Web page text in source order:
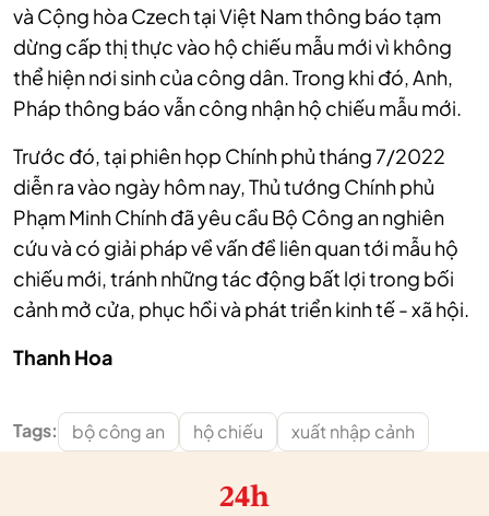
và Cộng hòa Czech tại Việt Nam thông báo tạm
dừng cấp thị thực vào hộ chiếu mẫu mới vì không
thể hiện nơi sinh của công dân. Trong khi đó, Anh,
Pháp thông báo vẫn công nhận hộ chiếu mẫu mới.
Trước đó, tại phiên họp Chính phủ tháng 7/2022
diễn ra vào ngày hôm nay, Thủ tướng Chính phủ
Phạm Minh Chính đã yêu cầu Bộ Công an nghiên
cứu và có giải pháp về vấn đề liên quan tới mẫu hộ
chiếu mới, tránh những tác động bất lợi trong bối
cảnh mở cửa, phục hồi và phát triển kinh tế - xã hội.
Thanh Hoa
Tags: bộ công an hộ chiếu xuất nhập cảnh
24h